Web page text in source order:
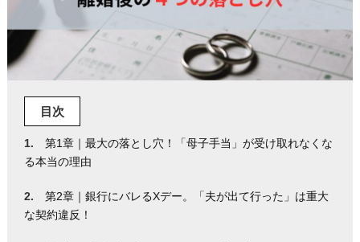
目次
第1章｜最大の落とし穴！「母子手当」が受け取れなくな
る本当の理由
第2章｜銀行にバレるXデー。「夫が出て行った」は重大
な契約違反！